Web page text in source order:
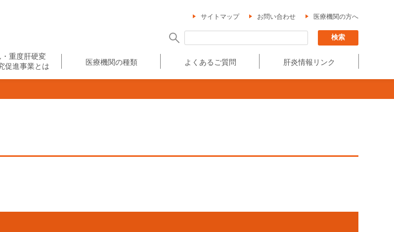
サイトマップ お問い合わせ 医療機関の方へ
・重度肝硬変
促進事業とは
医療機関の種類 よくあるご質問 肝炎情報リンク